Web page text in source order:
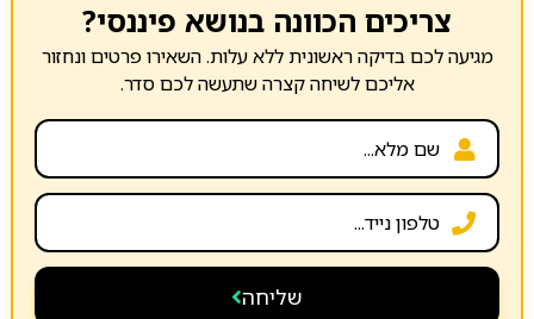
צריכים הכוונה בנושא פיננסי?
מגיעה לכם בדיקה ראשונית ללא עלות. השאירו פרטים ונחזור
אליכם לשיחה קצרה שתעשה לכם סדר.
שליחה